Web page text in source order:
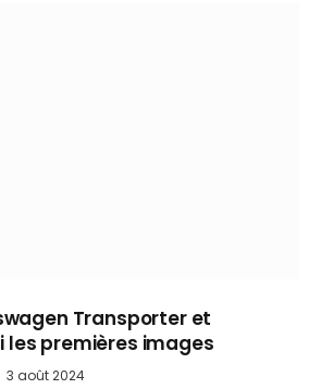
Transporter et
les premières images
3 août 2024